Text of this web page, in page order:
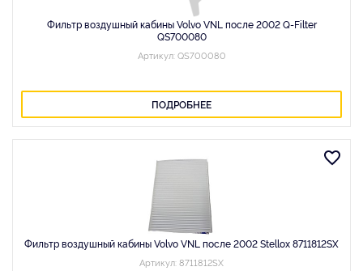
Фильтр воздушный кабины Volvo VNL после 2002 Q-Filter
QS700080
Артикул: QS700080
ПОДРОБНЕЕ
Фильтр воздушный кабины Volvo VNL после 2002 Stellox 8711812SX
Артикул: 8711812SX